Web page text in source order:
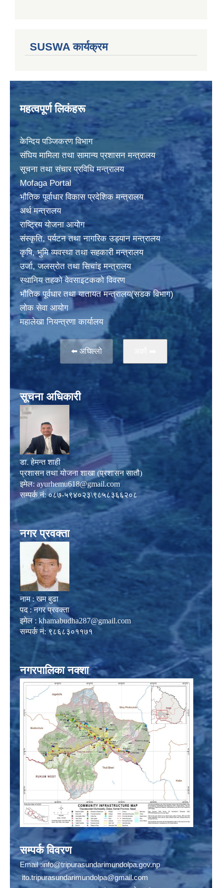
SUSWA कार्यक्रम
महत्वपूर्ण लिकंहरू
केन्दिय पञ्जिकरण विभाग
संघिय मामिला तथा सामान्य प्रशासन मन्त्रालय
सूचना तथा संचार प्रविधि मन्त्रालय
Mofaga Portal
भाैतिक पूर्वाधार विकास प्रदेशिक मन्त्रालय
अर्थ मन्त्रालय
राष्ट्रिय योजना आयोग
संस्कृति, पर्यटन तथा नागरिक उड्यान मन्त्रालय
कृषि, भुमि व्यवस्था तथा सहकारी मन्त्रालय
उर्जा, जलस्राेत तथा सिचांइ मन्त्रालय
स्थानिय तहकाे वेवसाइटककाे विवरण
भाैतिक पूर्वधार तथा यातायत मन्त्रालय(सडक विभाग)
लाेक सेवा आयोग
महालेखा नियन्त्रणा कार्यालय
⬅️ अघिल्लो
सूचना अधिकारी
डा. हेमन्त शाही
प्रशासन तथा योजना शाखा (प्रशासन सातौ)
इमेल: ayurhemu618@gmail.com
सम्पर्क नं: ०८७-५९४०२३\९८५८३६६२०८
नगर प्रवक्ता
नाम : खम बुढा
पद : नगर प्रवक्ता
इमेल : khamabudha287@gmail.com
सम्पर्क नं: ९८६८३०११७१
नगरपालिका नक्शा
सम्पर्क विवरण
Email :info@tripurasundarimundolpa.gov.np
ito.tripurasundarimundolpa@gmail.com